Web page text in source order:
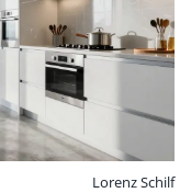
Lorenz Schilf